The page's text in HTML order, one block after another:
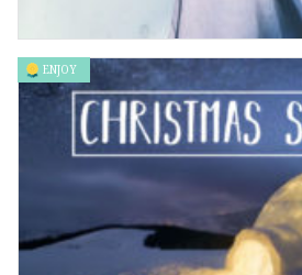
世界聞名的「自暴自棄」「厭世」精選集
ENJOY